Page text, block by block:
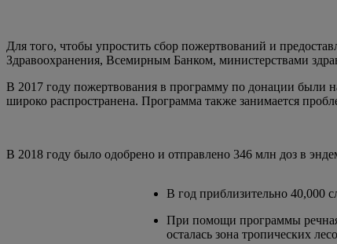
Для того, чтобы упростить сбор пожертвований и
Здравоохранения, Всемирным Банком, министерствами
В 2017 году пожертвования в программу по донации были
широко распространена. Программа также занимается
В 2018 году было одобрено и отправлено 346 млн доз в
В год приблизительно 40,000
При помощи программы
осталась зона тропических